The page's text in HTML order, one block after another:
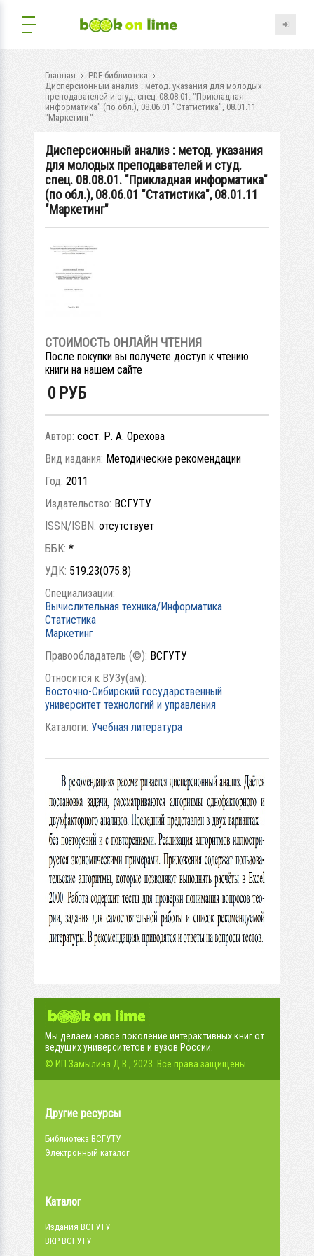
Главная
PDF-библиотека
Дисперсионный анализ : метод. указания для молодых
преподавателей и студ. спец. 08.08.01. "Прикладная
информатика" (по обл.), 08.06.01 "Статистика", 08.01.11
"Маркетинг"
Дисперсионный анализ : метод. указания
для молодых преподавателей и студ.
спец. 08.08.01. "Прикладная информатика"
(по обл.), 08.06.01 "Статистика", 08.01.11
"Маркетинг"
СТОИМОСТЬ ОНЛАЙН ЧТЕНИЯ
После покупки вы получете доступ к чтению
книги на нашем сайте
0 РУБ
Автор: сост. Р. А. Орехова
Вид издания: Методические рекомендации
Год: 2011
Издательство: ВСГУТУ
ISSN/ISBN: отсутствует
ББК: *
УДК: 519.23(075.8)
Специализации:
Вычислительная техника/Информатика
Статистика
Маркетинг
Правообладатель (©): ВСГУТУ
Относится к ВУЗу(ам):
Восточно-Сибирский государственный
университет технологий и управления
Каталоги: Учебная литература
Мы делаем новое поколение интерактивных книг от
ведущих университетов и вузов России.
© ИП Замылина Д.В., 2023. Все права защищены.
Другие ресурсы
Библиотека ВСГУТУ
Электронный каталог
Каталог
Издания ВСГУТУ
ВКР ВСГУТУ